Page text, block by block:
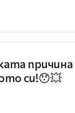
причина
си!😯💥